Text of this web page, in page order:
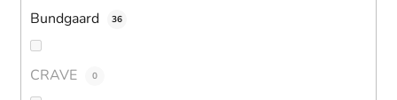
Bundgaard 36
CRAVE 0